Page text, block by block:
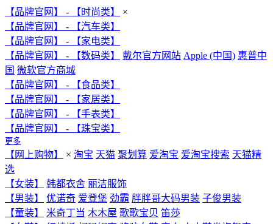
【品牌官网】 - 【时尚类】
×
【品牌官网】 - 【汽车类】
【品牌官网】 - 【家电类】
【品牌官网】 - 【数码类】
戴尔官方网站 Apple (中国) 惠普中
国 微软官方商城
【品牌官网】 - 【食品类】
【品牌官网】 - 【家居类】
【品牌官网】 - 【手表类】
【品牌官网】 - 【珠宝类】
更多
【网上购物】 × 淘宝 天猫 聚划算 爱淘宝 爱淘宝搜索 天猫精
选
【女装】
韩都衣舍 丽洁服饰
【男装】
优诺奇 爱登堡 劲霸 胖胖哥大码男装 子俊男装
【童装】
米奇丁当 木木屋 歌歌宝贝 笛莎